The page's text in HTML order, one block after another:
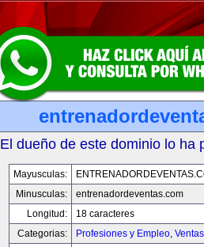
El dueño de este dominio lo ha
Mayusculas:
Minusculas:
entrenadordeventas.com
Longitud:
18 caracteres
Categorias:
Profesiones y Empleo,